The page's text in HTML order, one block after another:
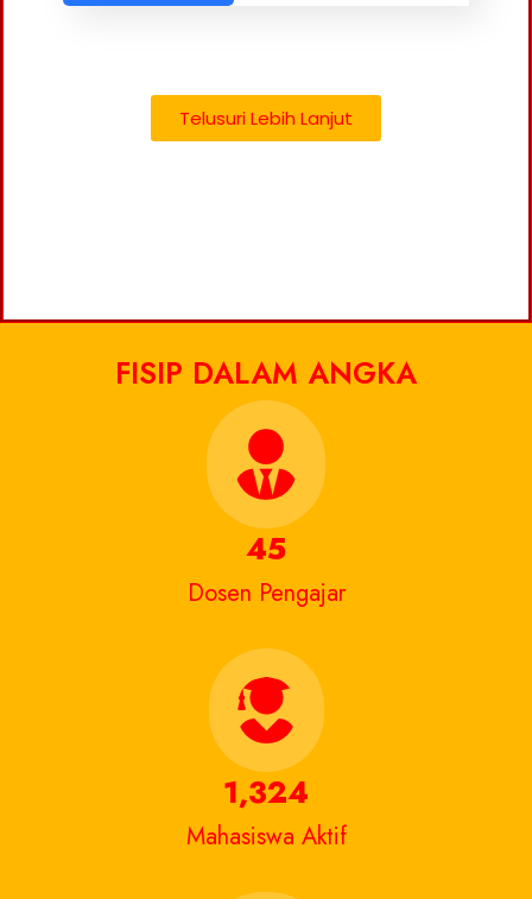
Telusuri Lebih Lanjut
FISIP DALAM ANGKA
45
Dosen Pengajar
1,324
Mahasiswa Aktif